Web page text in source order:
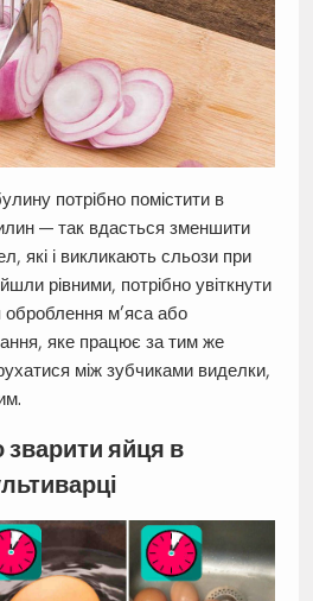
потрібно помістити в
— так вдасться зменшити
які і викликають сльози при
рівними, потрібно увіткнути
м’яса або
яке працює за тим же
між зубчиками виделки,
зварити яйця в